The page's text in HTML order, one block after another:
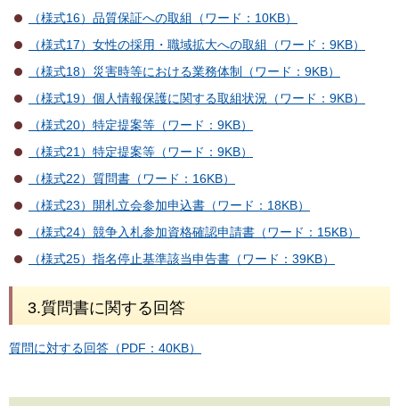
（様式16）品質保証への取組（ワード：10KB）
（様式17）女性の採用・職域拡大への取組（ワード：9KB）
（様式18）災害時等における業務体制（ワード：9KB）
（様式19）個人情報保護に関する取組状況（ワード：9KB）
（様式20）特定提案等（ワード：9KB）
（様式21）特定提案等（ワード：9KB）
（様式22）質問書（ワード：16KB）
（様式23）開札立会参加申込書（ワード：18KB）
（様式24）競争入札参加資格確認申請書（ワード：15KB）
（様式25）指名停止基準該当申告書（ワード：39KB）
3.質問書に関する回答
質問に対する回答（PDF：40KB）